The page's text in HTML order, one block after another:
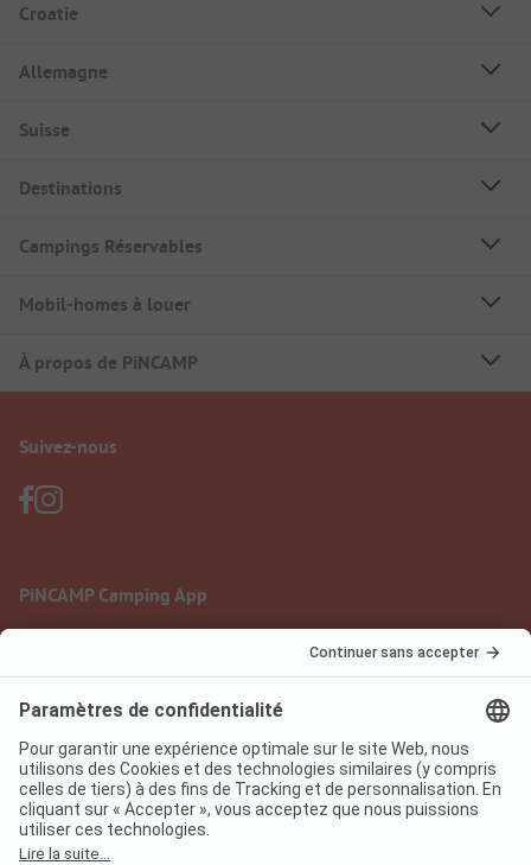
Croatie
Allemagne
Suisse
Destinations
Campings Réservables
Mobil-homes à louer
À propos de PiNCAMP
Suivez-nous
PiNCAMP Camping App
Mentions légales
Protection des données
Conditions d'utilisation
Règlement sur les services numériques